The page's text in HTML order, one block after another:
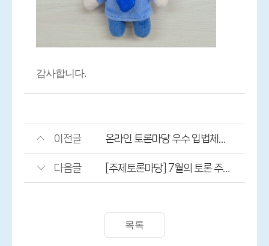
감사합니다.
이전글
다음글 [주제토론마당] 7월의 토론 주제_초등학생에게 스마트폰이 필요할까?
목록